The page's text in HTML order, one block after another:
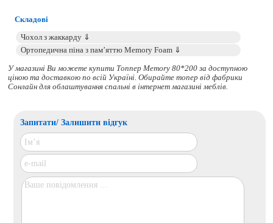
Складові
У магазині Ви можете купити Топпер Memory 80*200 за доступною
ціною та доставкою по всій Україні. Обирайте топервід фабрики
Сонлайн для облаштування спальні в інтернет магазині меблів.
Запитати/ Залишити відгук